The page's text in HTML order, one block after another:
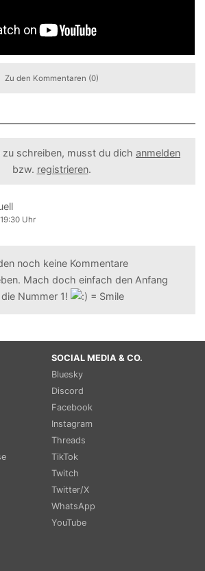
Zu den Kommentaren (0)
zu schreiben, musst du dich anmelden
bzw. registrieren.
Uhr
noch keine Kommentare
Mach doch einfach den Anfang
Nummer 1!
SOCIAL MEDIA & CO.
Bluesky
Discord
Facebook
Instagram
Threads
TikTok
Twitch
Twitter/X
WhatsApp
YouTube